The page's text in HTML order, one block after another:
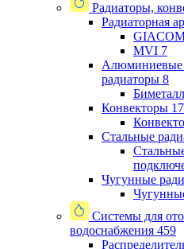
Радиаторы,
Радиаторная
MVI 7
Алюминиевые
радиаторы 8
Конвекторы 17
Стальные
Чугунные
Системы для
водоснабжения 459